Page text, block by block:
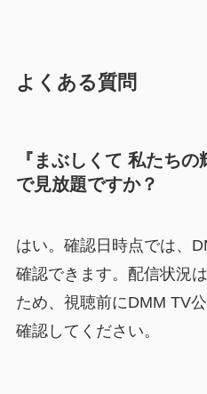
よくある質問
『まぶしくて 私たち
で見放題ですか？
はい。確認日時点では、
確認できます。配信状況
ため、視聴前にDMM TV
確認してください。